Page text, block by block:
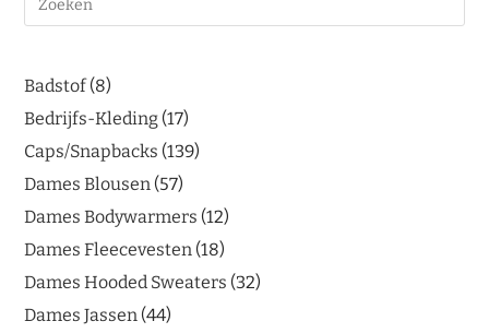
Badstof 8
Bedrijfs-Kleding 17
Caps/Snapbacks 139
Dames Blousen 57
Dames Bodywarmers 12
Dames Fleecevesten 18
Dames Hooded Sweaters 32
Dames Jassen 44